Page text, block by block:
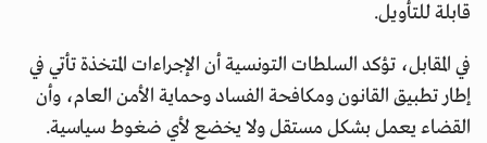
قابلة للتأويل.
في المقابل، تؤكد السلطات التونسية أن الإجراءات المتخذة تأتي في
إطار تطبيق القانون ومكافحة الفساد وحماية الأمن العام، وأن
القضاء يعمل بشكل مستقل ولا يخضع لأي ضغوط سياسية.